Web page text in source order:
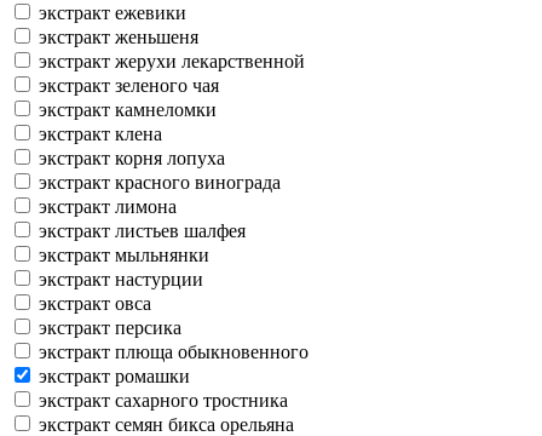
экстракт ежевики
экстракт женьшеня
экстракт жерухи лекарственной
экстракт зеленого чая
экстракт камнеломки
экстракт клена
экстракт корня лопуха
экстракт красного винограда
экстракт лимона
экстракт листьев шалфея
экстракт мыльнянки
экстракт настурции
экстракт овса
экстракт персика
экстракт плюща обыкновенного
экстракт ромашки
экстракт сахарного тростника
экстракт семян бикса орельяна